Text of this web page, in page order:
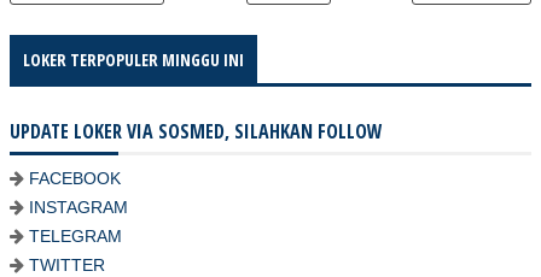
LOKER TERPOPULER MINGGU INI
UPDATE LOKER VIA SOSMED, SILAHKAN FOLLOW
FACEBOOK
INSTAGRAM
TELEGRAM
TWITTER